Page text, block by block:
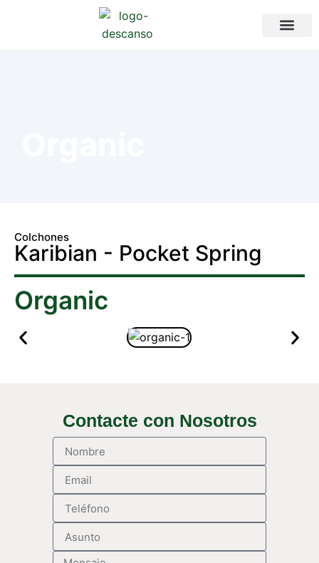
Colchones
Karibian - Pocket Spring
Organic
Contacte con Nosotros